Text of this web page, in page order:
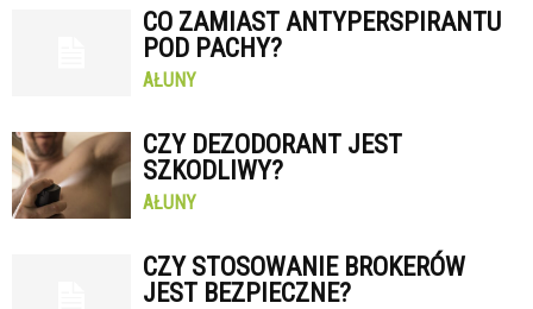
CO ZAMIAST ANTYPERSPIRANTU
POD PACHY?
AŁUNY
CZY DEZODORANT JEST
SZKODLIWY?
AŁUNY
CZY STOSOWANIE BROKERÓW
JEST BEZPIECZNE?